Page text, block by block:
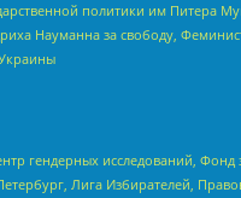
политики им Питера
Науманна за свободу,
гендерных исследований,
Лига Избирателей,